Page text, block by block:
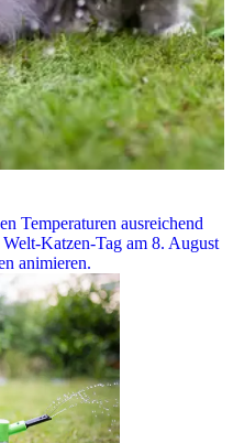
Temperaturen ausreichend
Katzen-Tag am 8. August
animieren.